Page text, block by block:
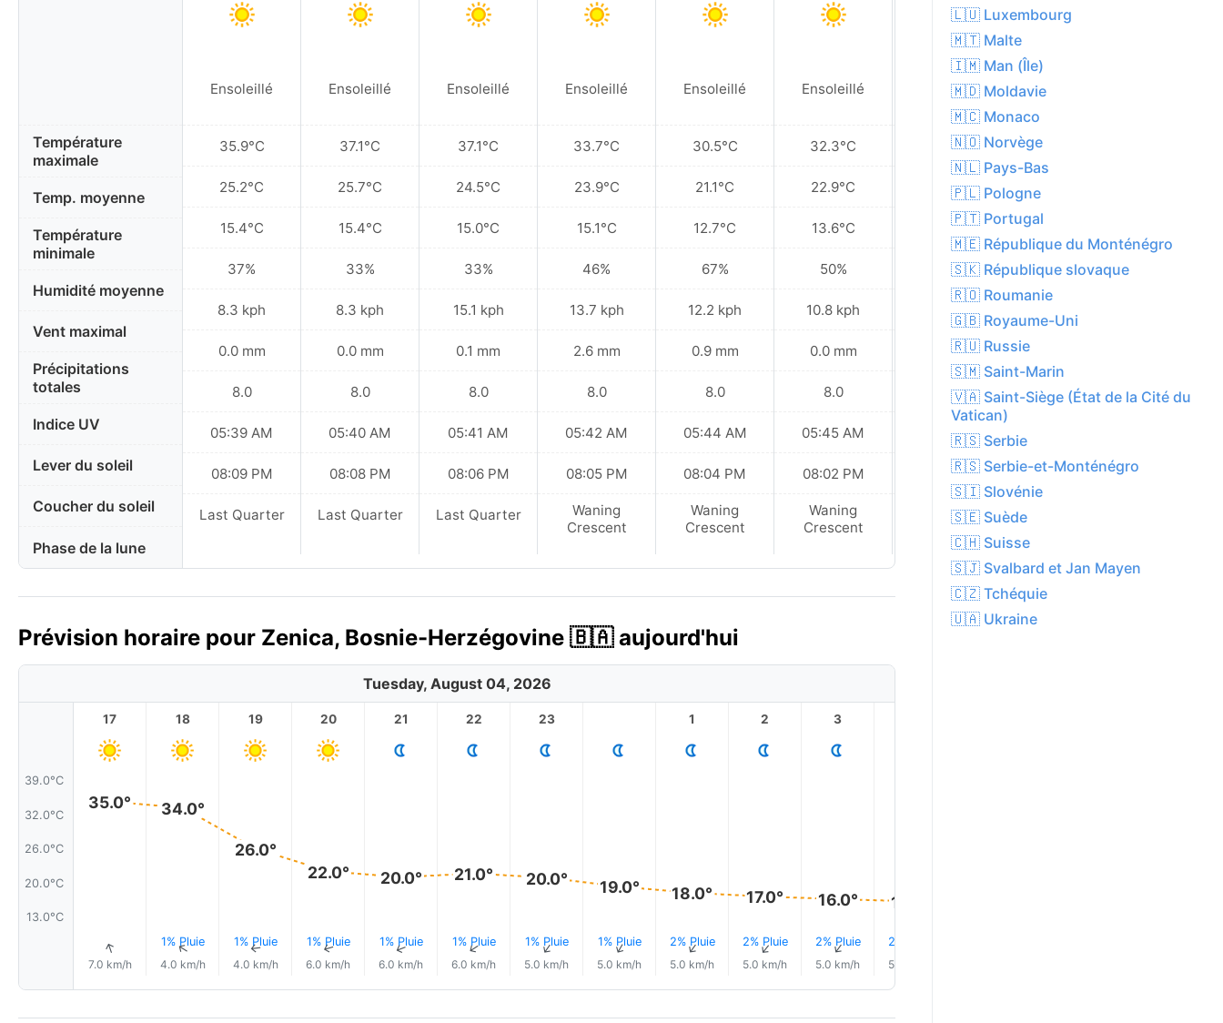
Température
maximale
Temp. moyenne
Température
minimale
Humidité moyenne
Vent maximal
Précipitations
totales
Indice UV
Lever du soleil
Coucher du soleil
Phase de la lune
Ensoleillé
35.9°C
25.2°C
15.4°C
37%
8.3 kph
0.0 mm
8.0
05:39 AM
08:09 PM
Last Quarter
Ensoleillé
37.1°C
25.7°C
15.4°C
33%
8.3 kph
0.0 mm
8.0
05:40 AM
08:08 PM
Last Quarter
Ensoleillé
37.1°C
24.5°C
15.0°C
33%
15.1 kph
0.1 mm
8.0
05:41 AM
08:06 PM
Last Quarter
Ensoleillé
33.7°C
23.9°C
15.1°C
46%
13.7 kph
2.6 mm
8.0
05:42 AM
08:05 PM
Waning
Crescent
Ensoleillé
30.5°C
21.1°C
12.7°C
67%
12.2 kph
0.9 mm
8.0
05:44 AM
08:04 PM
Waning
Crescent
Ensoleillé
32.3°C
22.9°C
13.6°C
50%
10.8 kph
0.0 mm
8.0
05:45 AM
08:02 PM
Waning
Crescent
Ensoleillé
33.7°C
23.8°C
14.5°C
39%
14.8 kph
0.0 mm
8.0
05:46 AM
08:01 PM
New Moon
Prévision horaire pour Zenica, Bosnie-Herzégovine 🇧🇦 aujourd'hui
Tuesday, August 04, 2026
39.0°C
32.0°C
26.0°C
20.0°C
13.0°C
17
35.0°
↑
7.0 km/h
18
34.0°
1% Pluie
↑
4.0 km/h
19
26.0°
1% Pluie
↑
4.0 km/h
20
22.0°
1% Pluie
↑
6.0 km/h
21
20.0°
1% Pluie
↑
6.0 km/h
22
21.0°
1% Pluie
↑
6.0 km/h
23
20.0°
1% Pluie
↑
5.0 km/h
19.0°
1% Pluie
↑
5.0 km/h
1
18.0°
2% Pluie
↑
5.0 km/h
2
17.0°
2% Pluie
↑
5.0 km/h
3
16.0°
2% Pluie
↑
5.0 km/h
16.0°
2% Pluie
5.0 km/h
🇱🇺 Luxembourg
🇲🇹 Malte
🇮🇲 Man (Île)
🇲🇩 Moldavie
🇲🇨 Monaco
🇳🇴 Norvège
🇳🇱 Pays-Bas
🇵🇱 Pologne
🇵🇹 Portugal
🇲🇪 République du Monténégro
🇸🇰 République slovaque
🇷🇴 Roumanie
🇬🇧 Royaume-Uni
🇷🇺 Russie
🇸🇲 Saint-Marin
🇻🇦 Saint-Siège (État de la Cité du
Vatican)
🇷🇸 Serbie
🇷🇸 Serbie-et-Monténégro
🇸🇮 Slovénie
🇸🇪 Suède
🇨🇭 Suisse
🇸🇯 Svalbard et Jan Mayen
🇨🇿 Tchéquie
🇺🇦 Ukraine